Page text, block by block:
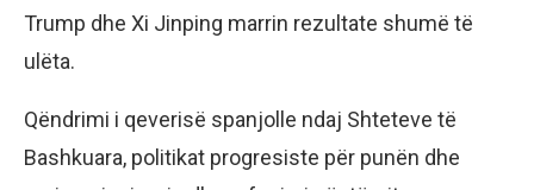
Trump dhe Xi Jinping marrin rezultate shumë të
ulëta.
Qëndrimi i qeverisë spanjolle ndaj Shteteve të
Bashkuara, politikat progresiste për punën dhe